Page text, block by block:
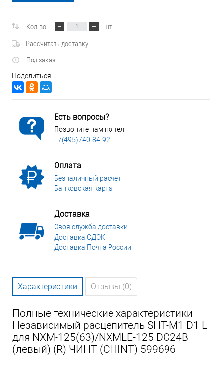
Кол-во:
шт
Рассчитать доставку
Под заказ
Поделиться
Есть вопросы?
Позвоните нам по тел:
+7(495)740-84-92
Оплата
Безналичный расчет
Банковская карта
Доставка
Своя служба доставки
Доставка СДЭК
Доставка Почта России
Характеристики Отзывы (0)
Полные технические характеристики
Независимый расцепитель SHT-M1 D1 L
для NXM-125(63)/NXMLE-125 DC24В
(левый) (R) ЧИНТ (CHINT) 599696